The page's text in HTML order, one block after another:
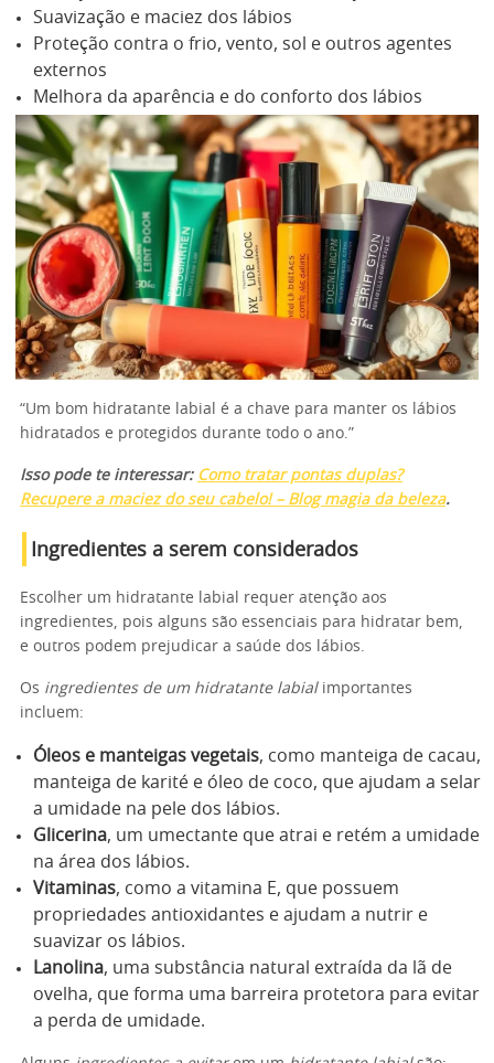
Suavização e maciez dos lábios
Proteção contra o frio, vento, sol e outros agentes
externos
Melhora da aparência e do conforto dos lábios
“Um bom hidratante labial é a chave para manter os lábios
hidratados e protegidos durante todo o ano.”
Isso pode te interessar: Como tratar pontas duplas?
Recupere a maciez do seu cabelo! – Blog magia da beleza.
Ingredientes a serem considerados
Escolher um hidratante labial requer atenção aos
ingredientes, pois alguns são essenciais para hidratar bem,
e outros podem prejudicar a saúde dos lábios.
Os ingredientes de um hidratante labialimportantes
incluem:
Óleos e manteigas vegetais, como manteiga de cacau,
manteiga de karité e óleo de coco, que ajudam a selar
a umidade na pele dos lábios.
Glicerina, um umectante que atrai e retém a umidade
na área dos lábios.
Vitaminas, como a vitamina E, que possuem
propriedades antioxidantes e ajudam a nutrir e
suavizar os lábios.
Lanolina, uma substância natural extraída da lã de
ovelha, que forma uma barreira protetora para evitar
a perda de umidade.